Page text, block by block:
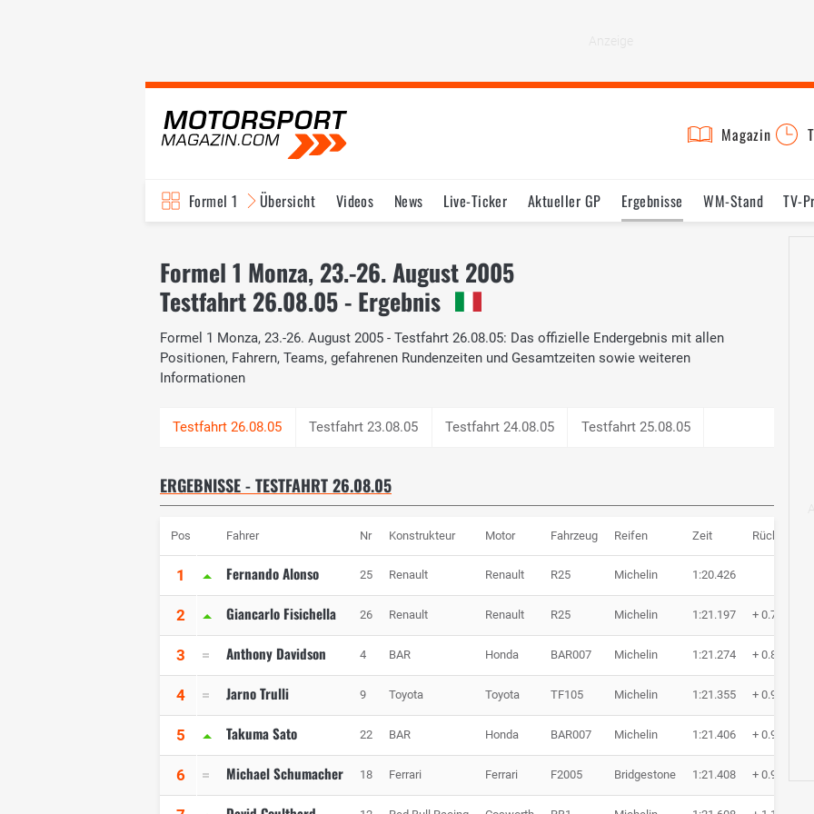
Magazin
Formel 1 Übersicht Videos News Live-Ticker Aktueller GP Ergebnisse WM-Stand TV-
Formel 1 Monza, 23.-26. August 2005
Testfahrt 26.08.05 - Ergebnis
Formel 1 Monza, 23.-26. August 2005 - Testfahrt 26.08.05: Das offizielle Endergebnis mit allen
Positionen, Fahrern, Teams, gefahrenen Rundenzeiten und Gesamtzeiten sowie weiteren
Informationen
Testfahrt 23.08.05 Testfahrt 24.08.05 Testfahrt 25.08.05
ERGEBNISSE - TESTFAHRT 26.08.05
Pos Fahrer Nr Konstrukteur Motor Fahrzeug Reifen Zeit Rückstand
1 Fernando Alonso 25 Renault Renault R25 Michelin 1:20.426
2 Giancarlo Fisichella 26 Renault Renault R25 Michelin 1:21.197 + 0.771
3 Anthony Davidson 4 BAR Honda BAR007 Michelin 1:21.274 + 0.848
4 Jarno Trulli 9 Toyota Toyota TF105 Michelin 1:21.355 + 0.929
5 Takuma Sato 22 BAR Honda BAR007 Michelin 1:21.406 + 0.980
6 Michael Schumacher 18 Ferrari Ferrari F2005 Bridgestone 1:21.408 + 0.982